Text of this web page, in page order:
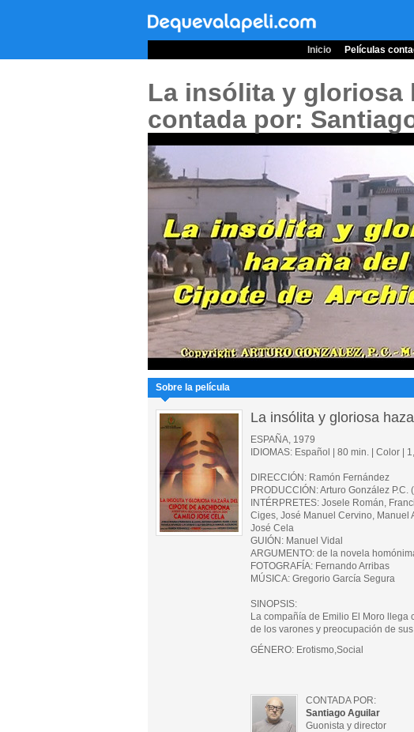
Inicio Películas
La insólita y gloriosa
contada por:
Sobre la película
La insólita y gloriosa
ESPAÑA, 1979
IDIOMAS: Español | 80 min. | Color |
DIRECCIÓN: Ramón Fernández
PRODUCCIÓN: Arturo González P.C.
INTÉRPRETES: Josele Román,
Ciges, José Manuel Cervino, Manuel
José Cela
GUIÓN: Manuel Vidal
ARGUMENTO: de la novela
FOTOGRAFÍA: Fernando Arribas
MÚSICA: Gregorio García Segura
SINOPSIS:
La compañía de Emilio El Moro
de los varones y preocupación de
GÉNERO: Erotismo,Social
CONTADA POR:
Santiago Aguilar
Guonista y director